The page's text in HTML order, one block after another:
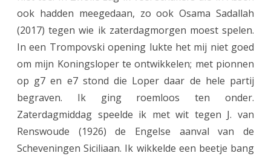
e
d
t
o
r
ook hadden meegedaan, zo ook Osama Sadallah
(2017) tegen wie ik zaterdagmorgen moest spelen.
In een Trompovski opening lukte het mij niet goed
om mijn Koningsloper te ontwikkelen; met pionnen
op g7 en e7 stond die Loper daar de hele partij
begraven. Ik ging roemloos ten onder.
Zaterdagmiddag speelde ik met wit tegen J. van
Renswoude (1926) de Engelse aanval van de
Scheveningen Siciliaan. Ik wikkelde een beetje bang